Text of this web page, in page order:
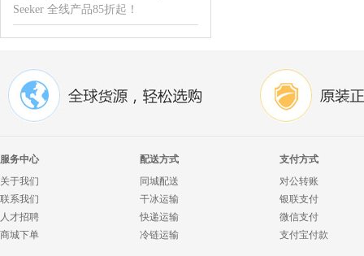
Seeker 全线产品85折起！
服务中心
关于我们
联系我们
人才招聘
商城下单
配送方式
同城配送
干冰运输
快递运输
冷链运输
支付方式
对公转账
银联支付
微信支付
支付宝付款